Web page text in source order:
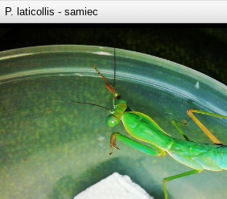
P. laticollis - samiec